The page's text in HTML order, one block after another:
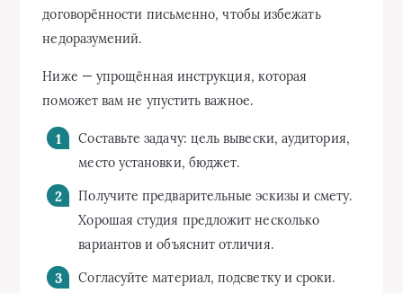
договорённости письменно, чтобы избежать
недоразумений.
Ниже — упрощённая инструкция, которая
поможет вам не упустить важное.
Составьте задачу: цель вывески, аудитория,
место установки, бюджет.
Получите предварительные эскизы и смету.
Хорошая студия предложит несколько
вариантов и объяснит отличия.
Согласуйте материал, подсветку и сроки.